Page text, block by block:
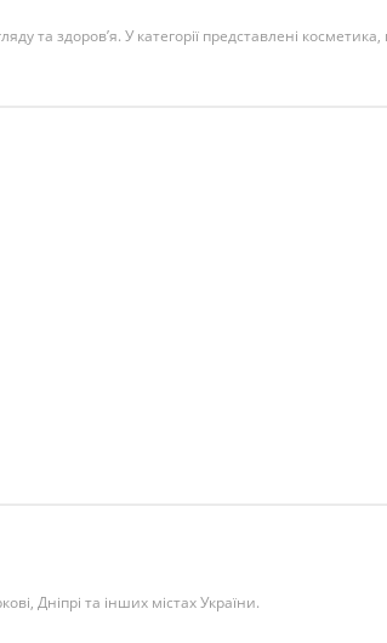
та здоров’я. У категорії представлені
Дніпрі та інших містах України.